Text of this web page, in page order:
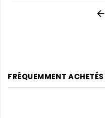

FRÉQUEMMENT